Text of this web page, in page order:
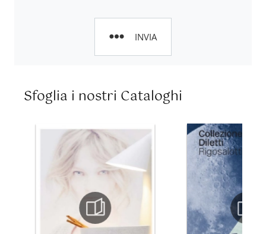
INVIA
Sfoglia i nostri Cataloghi